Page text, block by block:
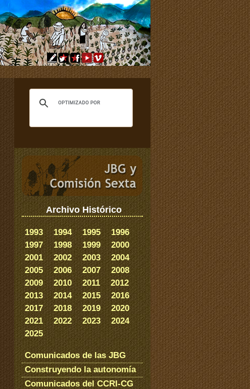
Archivo Histórico
1993 1994 1995
1996
1997
1998 1999
2000
2001
2002 2003
2004
2005
2006 2007
2008
2009
2010 2011
2012
2013
2014 2015
2016
2017
2018 2019
2020
2021
2022 2023
2024
2025
Comunicados de las JBG
Construyendo la autonomía
Comunicados del CCRI-CG